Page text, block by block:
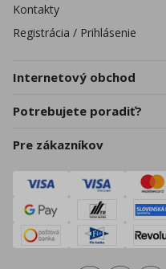
Kontakty
Registrácia / Prihlásenie
Internetový obchod
Potrebujete poradiť?
Pre zákazníkov